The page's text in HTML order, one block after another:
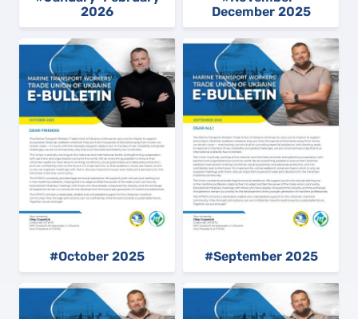
2026
December 2025
#October 2025 #September 2025